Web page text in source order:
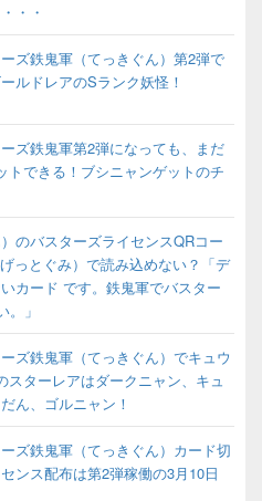
・・
ズ鉄鬼軍（てっきぐん）第2弾で
ルドレアのSランク妖怪！
ズ鉄鬼軍第2弾になっても、まだ
トできる！ブシニャンゲットのチ
のバスターズライセンスQRコー
っとぐみ）で読み込めない？「デ
カード です。鉄鬼軍でバスター
」
ズ鉄鬼軍（てっきぐん）でキュウ
スターレアはダークニャン、キュ
ん、ゴルニャン！
ズ鉄鬼軍（てっきぐん）カード切
ンス配布は第2弾稼働の3月10日